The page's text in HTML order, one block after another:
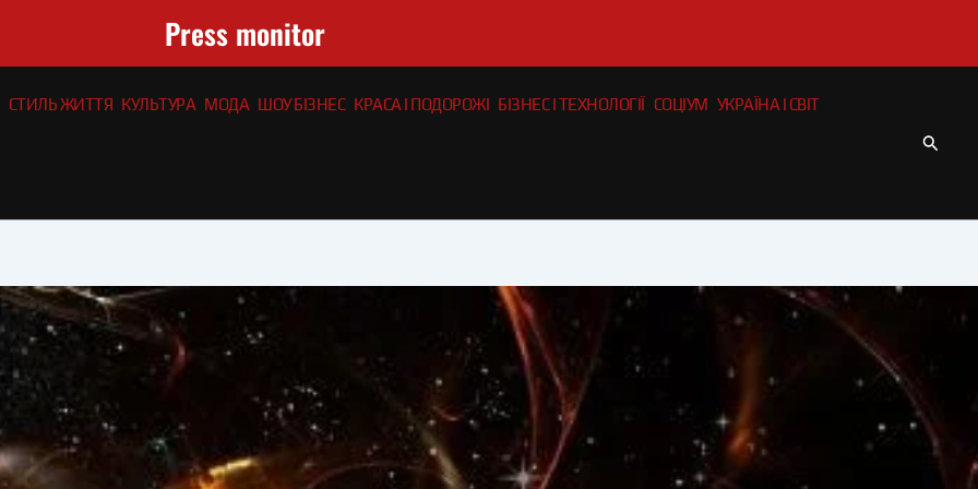
Press monitor
СТИЛЬ ЖИТТЯ КУЛЬТУРА МОДА ШОУ БІЗНЕС КРАСА І ПОДОРОЖІ БІЗНЕС І ТЕХНОЛОГІЇ СОЦІУМ УКРАЇНА І СВІТ